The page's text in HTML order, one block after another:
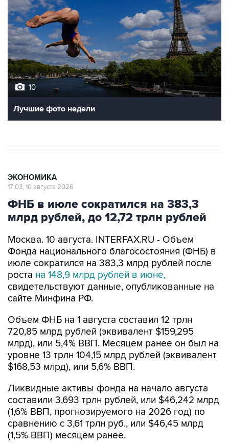
10
Лучшие фото недели
ЭКОНОМИКА
17:03, 10 августа 2026
ФНБ в июле сократился на 383,3
млрд рублей, до 12,72 трлн рублей
Москва. 10 августа. INTERFAX.RU - Объем
Фонда национального благосостояния (ФНБ) в
июле сократился на 383,3 млрд рублей после
роста на 148,9 млрд рублей в июне,
свидетельствуют данные, опубликованные на
сайте Минфина РФ.
Объем ФНБ на 1 августа составил 12 трлн
720,85 млрд рублей (эквивалент $159,295
млрд), или 5,4% ВВП. Месяцем ранее он был на
уровне 13 трлн 104,15 млрд рублей (эквивалент
$168,53 млрд), или 5,6% ВВП.
Ликвидные активы фонда на начало августа
составили 3,693 трлн рублей, или $46,242 млрд
(1,6% ВВП, прогнозируемого на 2026 год) по
сравнению с 3,61 трлн руб., или $46,45 млрд
(1,5% ВВП) месяцем ранее.